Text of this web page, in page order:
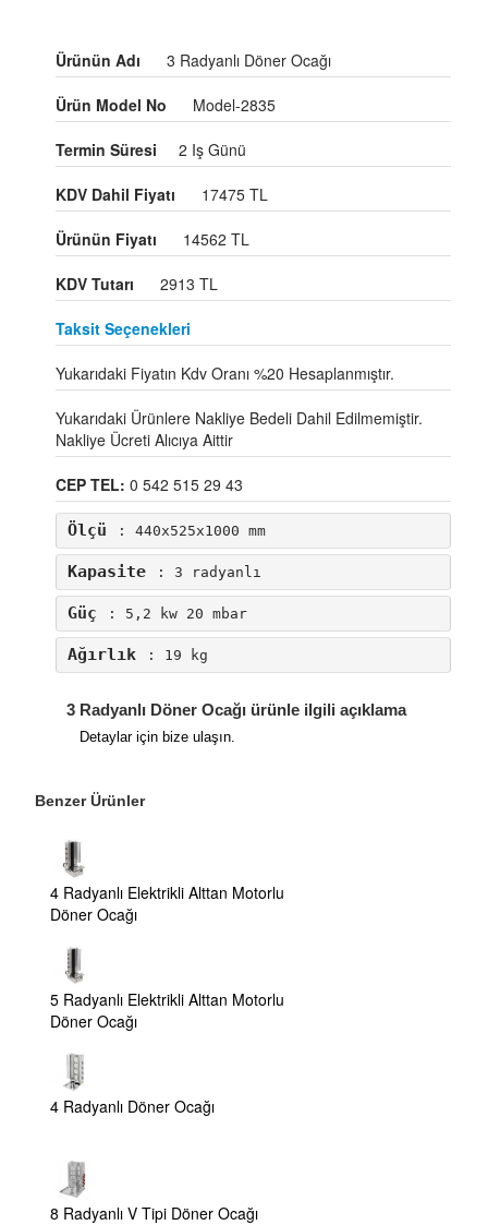
Ürünün Adı 3 Radyanlı Döner Ocağı
Ürün Model No Model-2835
Termin Süresi 2 Iş Günü
KDV Dahil Fiyatı 17475 TL
Ürünün Fiyatı 14562 TL
KDV Tutarı 2913 TL
Taksit Seçenekleri
Yukarıdaki Fiyatın Kdv Oranı %20 Hesaplanmıştır.
Yukarıdaki Ürünlere Nakliye Bedeli Dahil Edilmemiştir.
Nakliye Ücreti Alıcıya Aittir
CEP TEL: 0 542 515 29 43
Ölçü : 440x525x1000 mm
Kapasite : 3 radyanlı
Güç : 5,2 kw 20 mbar
Ağırlık : 19 kg
3 Radyanlı Döner Ocağı ürünle ilgili açıklama
Detaylar için bize ulaşın.
Benzer Ürünler
4 Radyanlı Elektrikli Alttan Motorlu
Döner Ocağı
5 Radyanlı Elektrikli Alttan Motorlu
Döner Ocağı
4 Radyanlı Döner Ocağı
8 Radyanlı V Tipi Döner Ocağı